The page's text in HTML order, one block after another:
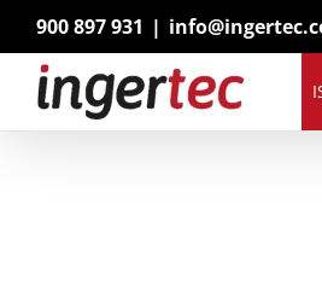
contenido
900 897 931 |